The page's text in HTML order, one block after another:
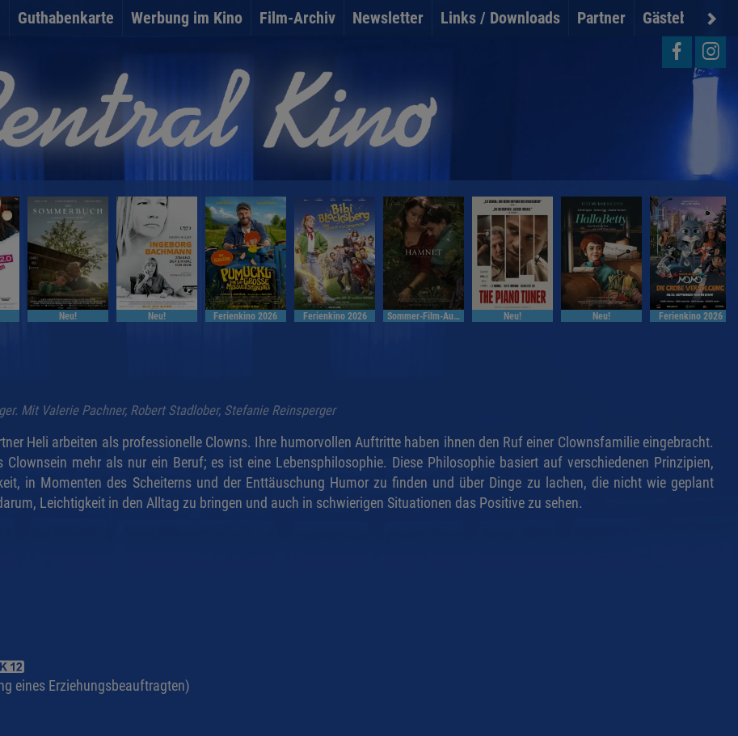
Guthabenkarte Werbung im Kino Film-Archiv Newsletter Links / Downloads Partner Gästebuch
Neu! Neu! Ferienkino 2026 Ferienkino 2026 Sommer-Film-Auslese Neu! Neu! Ferienkino 2026
Mit Valerie Pachner, Robert Stadlober, Stefanie Reinsperger
Heli arbeiten als professionelle Clowns. Ihre humorvollen Auftritte haben ihnen den Ruf einer Clownsfamilie eingebracht.
Clownsein mehr als nur ein Beruf; es ist eine Lebensphilosophie. Diese Philosophie basiert auf verschiedenen Prinzipien,
in Momenten des Scheiterns und der Enttäuschung Humor zu finden und über Dinge zu lachen, die nicht wie geplant
Leichtigkeit in den Alltag zu bringen und auch in schwierigen Situationen das Positive zu sehen.
eines Erziehungsbeauftragten)